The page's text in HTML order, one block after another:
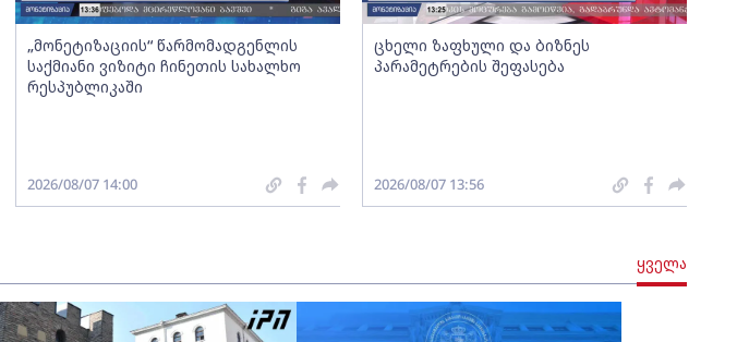
„მონეტიზაციის“ წარმომადგენლის
საქმიანი ვიზიტი ჩინეთის სახალხო
რესპუბლიკაში
2026/08/07 14:00
ცხელი ზაფხული და ბიზნეს
პარამეტრების შეფასება
2026/08/07 13:56
ყველა